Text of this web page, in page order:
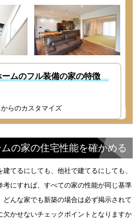
ムのフル装備の家の特徴
らのカスタマイズ
の家の住宅性能を確かめる
てるにしても、他社で建てるにしても、
考にすれば、すべての家の性能が同じ基準
どんな家でも新築の場合は必ず掲示されて
欠かせないチェックポイントとなりますか